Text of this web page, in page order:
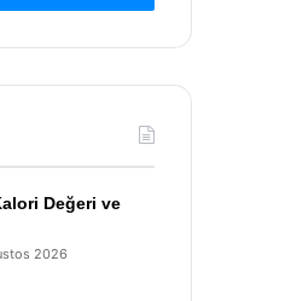
Değeri ve
2026